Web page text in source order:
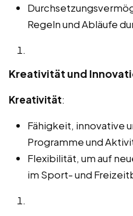
Regeln und Abläufe
Kreativität und
Kreativität:
Fähigkeit, innovative
Programme und
Flexibilität, um auf
im Sport- und